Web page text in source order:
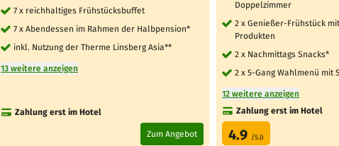
7 x reichhaltiges Frühstücksbuffet
7 x Abendessen im Rahmen der Halbpension*
inkl. Nutzung der Therme Linsberg Asia**
13 weitere anzeigen
Zahlung erst im Hotel
Zum Angebot
Doppelzimmer
2 x Genießer-Frühstück
Produkten
2 x Nachmittags Snacks*
2 x 5-Gang Wahlmenü mit
12 weitere anzeigen
Zahlung erst im Hotel
4.9 /5.0